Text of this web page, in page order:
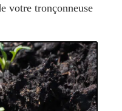
votre tronçonneuse